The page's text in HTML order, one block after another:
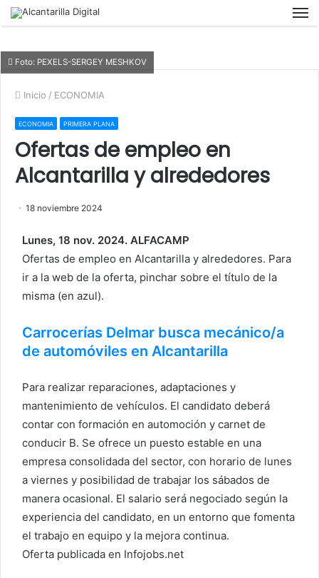
Foto: PEXELS-SERGEY MESHKOV
Inicio / ECONOMIA
ECONOMIA PRIMERA PLANA
Ofertas de empleo en
Alcantarilla y alrededores
18 noviembre 2024
Lunes, 18 nov. 2024. ALFACAMP
Ofertas de empleo en Alcantarilla y alrededores. Para
ir a la web de la oferta, pinchar sobre el título de la
misma (en azul).
Carrocerías Delmar busca mecánico/a
de automóviles en Alcantarilla
Para realizar reparaciones, adaptaciones y
mantenimiento de vehículos. El candidato deberá
contar con formación en automoción y carnet de
conducir B. Se ofrece un puesto estable en una
empresa consolidada del sector, con horario de lunes
a viernes y posibilidad de trabajar los sábados de
manera ocasional. El salario será negociado según la
experiencia del candidato, en un entorno que fomenta
el trabajo en equipo y la mejora continua.
Oferta publicada en Infojobs.net